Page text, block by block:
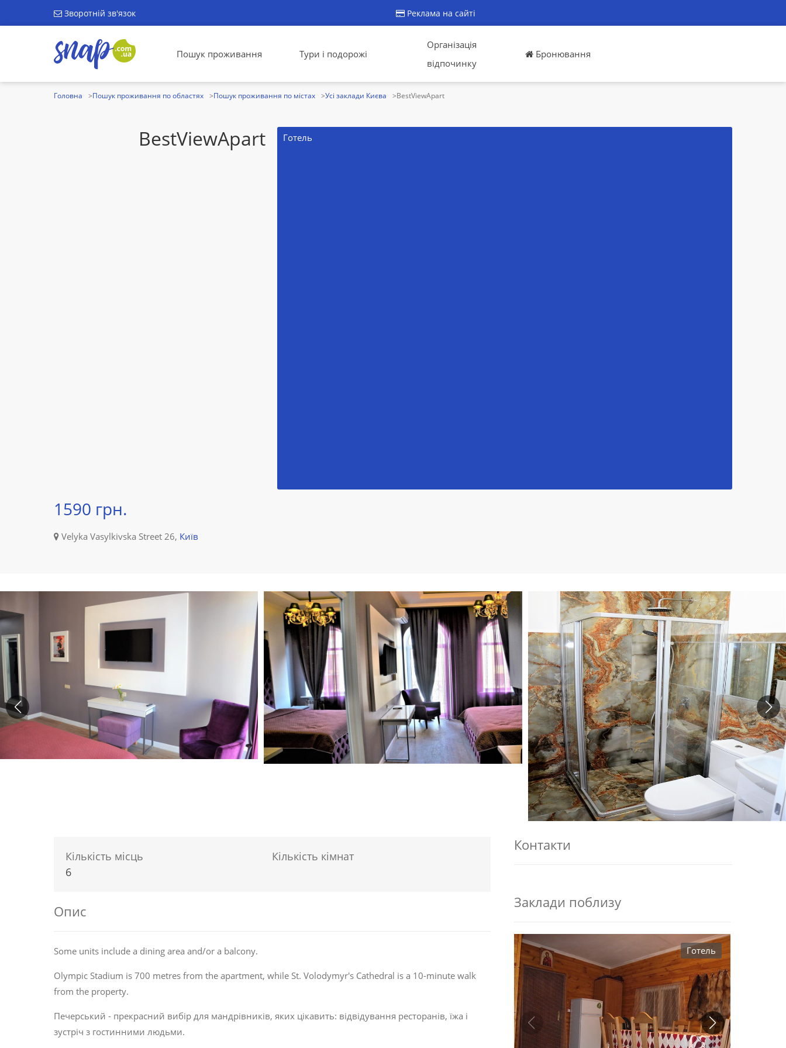
Зворотній зв'язок Реклама на сайті
Пошук проживання Тури і подорожі
Організація
відпочинку
Бронювання
Головна Пошук проживання по областях Пошук проживання по містах Усі заклади Києва BestViewApart
BestViewApart Готель
1590 грн.
Velyka Vasylkivska Street 26, Київ
Кількість місць
6
Кількість кімнат
Опис
Some units include a dining area and/or a balcony.
Olympic Stadium is 700 metres from the apartment, while St. Volodymyr's Cathedral is a 10-minute walk
from the property.
Печерський - прекрасний вибір для мандрівників, яких цікавить: відвідування ресторанів, їжа і
зустріч з гостинними людьми.
Контакти
Заклади поблизу
Готель